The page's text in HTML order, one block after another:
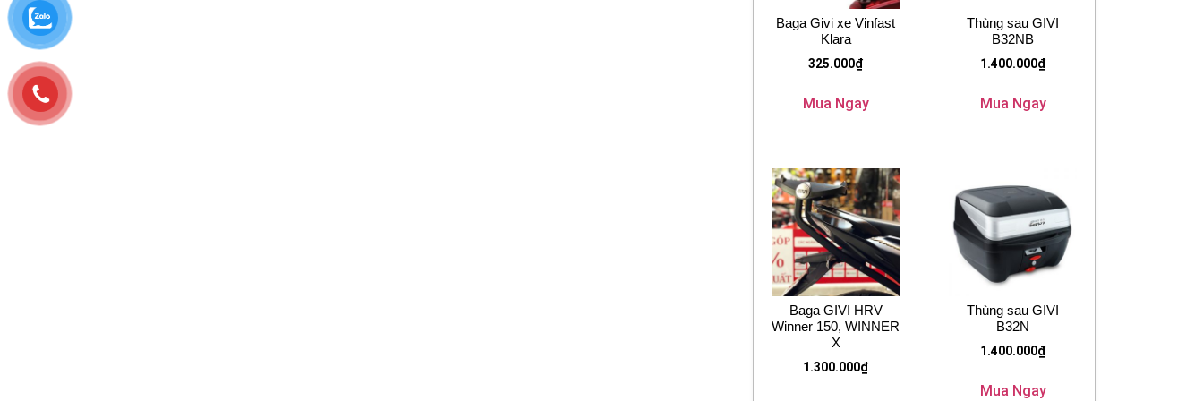
Baga Givi xe Vinfast
Klara
325.000₫
Mua Ngay
Thùng sau GIVI
B32NB
1.400.000₫
Mua Ngay
Baga GIVI HRV
Winner 150, WINNER
X
1.300.000₫
Thùng sau GIVI
B32N
1.400.000₫
Mua Ngay